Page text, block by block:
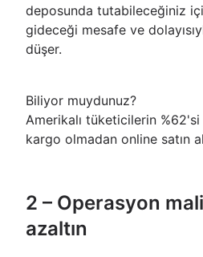
deposunda tutabileceğiniz
gideceği mesafe ve
düşer.
Biliyor muydunuz?
Amerikalı tüketicilerin
kargo olmadan online satın
2 – Operasyon
azaltın